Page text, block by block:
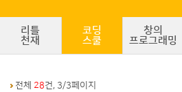
리틀
천재
코딩
스쿨
창의
프로그래밍
전체 28건, 3/3페이지